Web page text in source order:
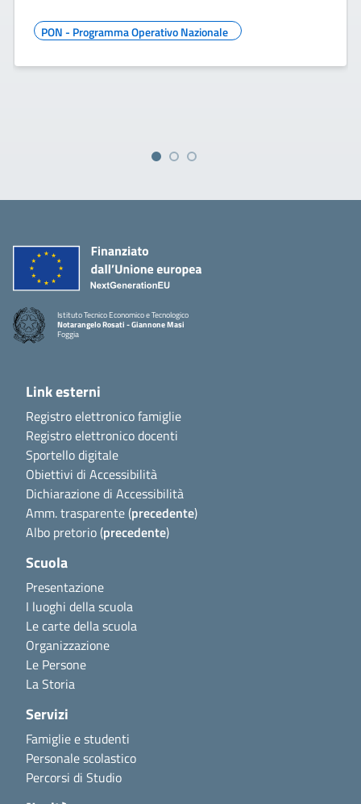
PON - Programma Operativo Nazionale
Istituto Tecnico Economico e Tecnologico
Notarangelo Rosati - Giannone Masi
Foggia
Link esterni
Registro elettronico famiglie
Registro elettronico docenti
Sportello digitale
Obiettivi di Accessibilità
Dichiarazione di Accessibilità
Amm. trasparente (precedente)
Albo pretorio (precedente)
Scuola
Presentazione
I luoghi della scuola
Le carte della scuola
Organizzazione
Le Persone
La Storia
Servizi
Famiglie e studenti
Personale scolastico
Percorsi di Studio